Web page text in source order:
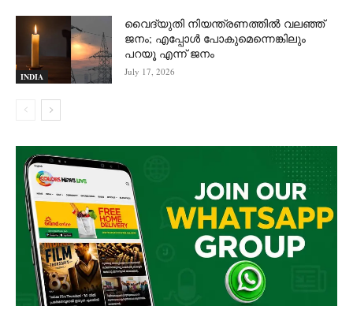
INDIA
വൈദ്യുതി നിയന്ത്രണത്തിൽ വലഞ്ഞ്
ജനം; എപ്പോൾ പോകുമെന്നെങ്കിലും
പറയൂ എന്ന് ജനം
July 17, 2026